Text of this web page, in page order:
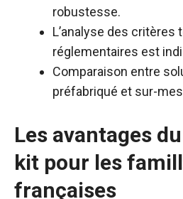
robustesse.
L’analyse des critères
réglementaires est
Comparaison entre
préfabriqué et sur-
Les avantages
kit pour les
françaises